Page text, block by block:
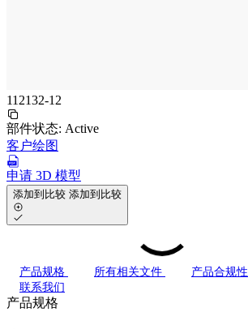
112132-12
部件状态: Active
客户绘图
申请 3D 模型
添加到比较 添加到比较
产品规格 所有相关文件 产品合规性
联系我们
产品规格